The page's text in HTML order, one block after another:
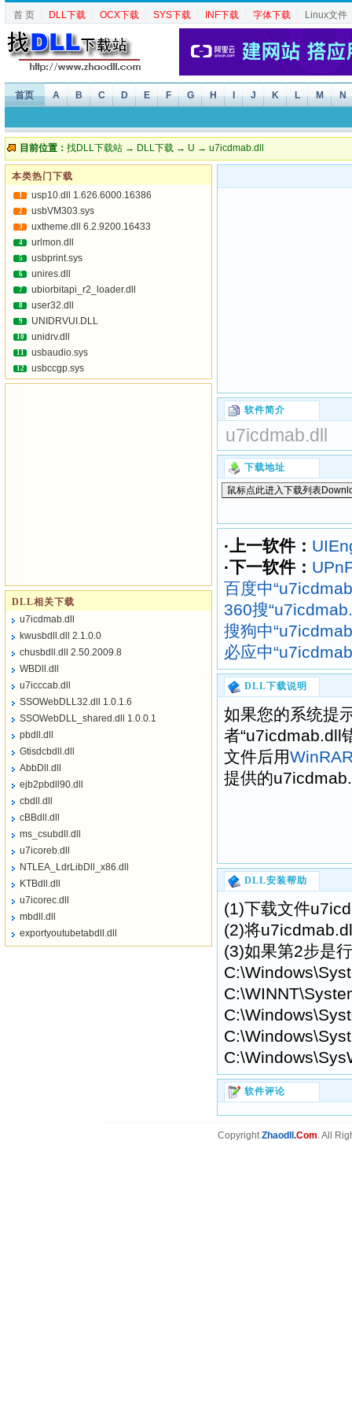
首 页 ┆ DLL下载 ┆ OCX下载 ┆ SYS下载 ┆ INF下载 ┆ 字体下载 ┆ Linux文件
首页 A B C D E F G H J K L M N
目前位置： 找DLL下载站 → DLL下载 → U → u7icdmab.dll
软件简介
u7icdmab.dll
下载地址
·上一软件：
·下一软件：
百度中
360搜
搜狗中
必应中
DLL下载说明
如果您的系统提
者“u7icdmab.dll
文件后用
提供的
DLL安装帮助
(1)下载文件
(2)将
(3)如果第2步是
软件评论
本类热门下载
1 usp10.dll 1.626.6000.16386
2 usbVM303.sys
3 uxtheme.dll 6.2.9200.16433
4 urlmon.dll
5 usbprint.sys
6 unires.dll
7 ubiorbitapi_r2_loader.dll
8 user32.dll
9 UNIDRVUI.DLL
10 unidrv.dll
11 usbaudio.sys
12 usbccgp.sys
DLL相关下载
u7icdmab.dll
kwusbdll.dll 2.1.0.0
chusbdll.dll 2.50.2009.8
WBDll.dll
u7icccab.dll
SSOWebDLL32.dll 1.0.1.6
SSOWebDLL_shared.dll 1.0.0.1
pbdll.dll
Gtisdcbdll.dll
AbbDll.dll
ejb2pbdll90.dll
cbdll.dll
cBBdll.dll
ms_csubdll.dll
u7icoreb.dll
NTLEA_LdrLibDll_x86.dll
KTBdll.dll
u7icorec.dll
mbdll.dll
exportyoutubetabdll.dll
CopyrightZhaodll .Com. All